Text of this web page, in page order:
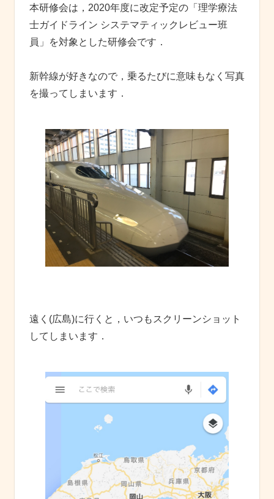
本研修会は，2020年度に改定予定の「理学療法
士ガイドライン システマティックレビュー班
員」を対象とした研修会です．
新幹線が好きなので，乗るたびに意味もなく写真
を撮ってしまいます．
遠く(広島)に行くと，いつもスクリーンショット
してしまいます．